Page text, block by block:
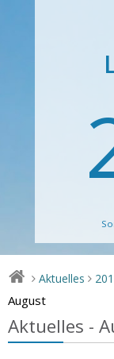
> Aktuelles >
August
Aktuelles -